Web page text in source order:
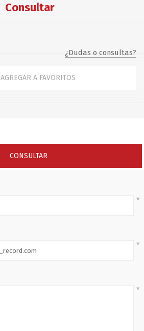
Consultar
¿Dudas o consultas?
AGREGAR A FAVORITOS
CONSULTAR
*
*
*